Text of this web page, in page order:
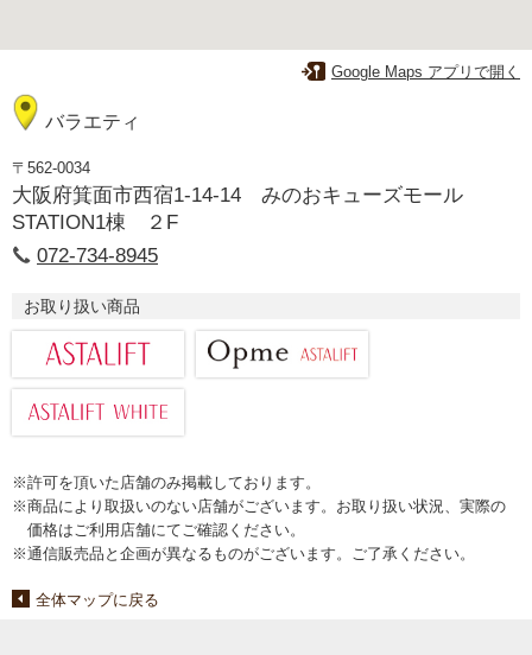
Google Maps アプリで開く
バラエティ
〒562-0034
大阪府箕面市西宿1-14-14 みのおキューズモール
STATION1棟 ２F
072-734-8945
お取り扱い商品
※許可を頂いた店舗のみ掲載しております。
※商品により取扱いのない店舗がございます。お取り扱い状況、実際の
価格はご利用店舗にてご確認ください。
※通信販売品と企画が異なるものがございます。ご了承ください。
全体マップに戻る